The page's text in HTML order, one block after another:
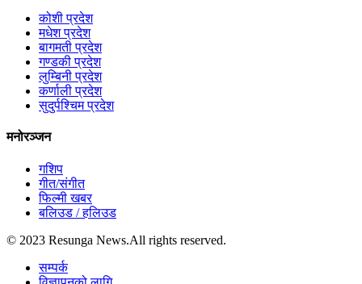
कोशी प्रदेश
मधेश प्रदेश
बागमती प्रदेश
गण्डकी प्रदेश
लुम्बिनी प्रदेश
कर्णाली प्रदेश
सुदुर्पश्चिम प्रदेश
मनोरञ्जन
गशिप
गीत/संगीत
फिल्मी खबर
बलिउड / हलिउड
© 2023 Resunga News.All rights reserved.
सम्पर्क